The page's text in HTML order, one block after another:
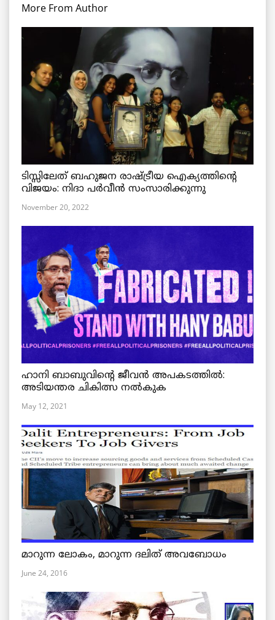
More From Author
ടിസ്സിലേത് ബഹുജന രാഷ്ട്രീയ ഐക്യത്തിന്റെ
വിജയം: നിദാ പർവീൻ സംസാരിക്കുന്നു
November 20, 2022
ഹാനി ബാബുവിന്റെ ജീവൻ അപകടത്തിൽ:
അടിയന്തര ചികിത്സ നൽകുക
May 12, 2021
മാറുന്ന ലോകം, മാറുന്ന ദലിത് അവബോധം
June 24, 2016